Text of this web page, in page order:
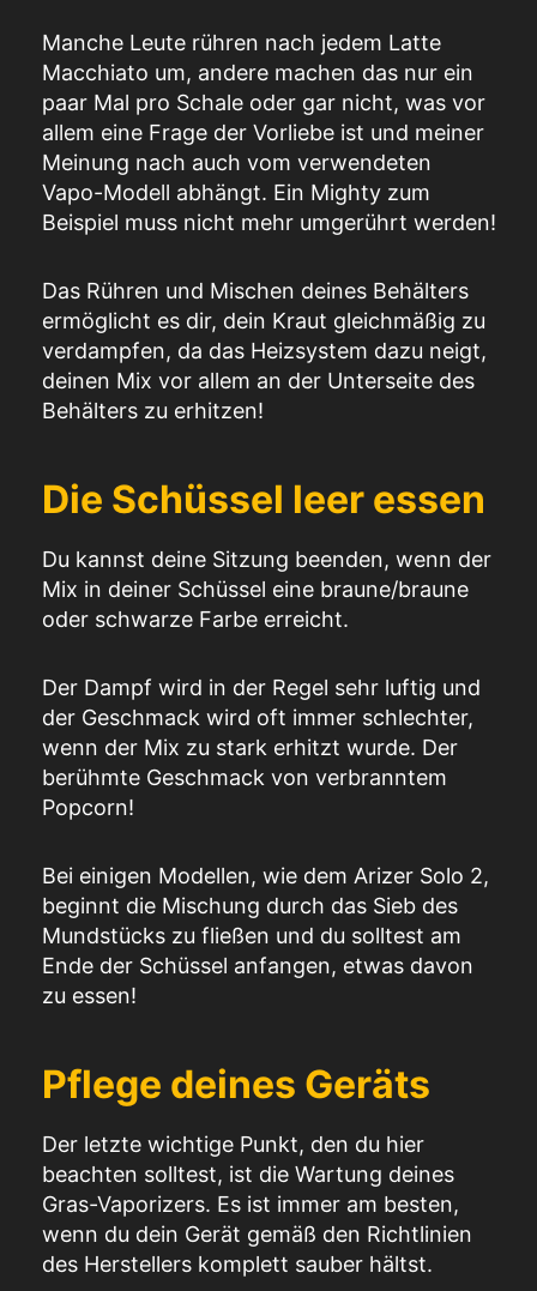
Manche Leute rühren nach jedem Latte
Macchiato um, andere machen das nur ein
paar Mal pro Schale oder gar nicht, was vor
allem eine Frage der Vorliebe ist und meiner
Meinung nach auch vom verwendeten
Vapo-Modell abhängt. Ein Mighty zum
Beispiel muss nicht mehr umgerührt werden!
Das Rühren und Mischen deines Behälters
ermöglicht es dir, dein Kraut gleichmäßig zu
verdampfen, da das Heizsystem dazu neigt,
deinen Mix vor allem an der Unterseite des
Behälters zu erhitzen!
Die Schüssel leer essen
Du kannst deine Sitzung beenden, wenn der
Mix in deiner Schüssel eine braune/braune
oder schwarze Farbe erreicht.
Der Dampf wird in der Regel sehr luftig und
der Geschmack wird oft immer schlechter,
wenn der Mix zu stark erhitzt wurde. Der
berühmte Geschmack von verbranntem
Popcorn!
Bei einigen Modellen, wie dem Arizer Solo 2,
beginnt die Mischung durch das Sieb des
Mundstücks zu fließen und du solltest am
Ende der Schüssel anfangen, etwas davon
zu essen!
Pflege deines Geräts
Der letzte wichtige Punkt, den du hier
beachten solltest, ist die Wartung deines
Gras-Vaporizers. Es ist immer am besten,
wenn du dein Gerät gemäß den Richtlinien
des Herstellers komplett sauber hältst.